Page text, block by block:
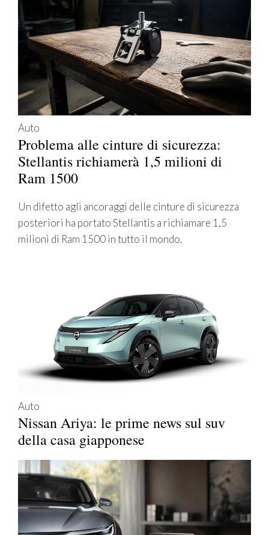
Auto
Problema alle cinture di sicurezza:
Stellantis richiamerà 1,5 milioni di
Ram 1500
Un difetto agli ancoraggi delle cinture di sicurezza
posteriori ha portato Stellantis a richiamare 1,5
milioni di Ram 1500 in tutto il mondo.
Auto
Nissan Ariya: le prime news sul suv
della casa giapponese